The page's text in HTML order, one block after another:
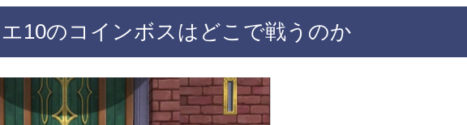
10のコインボスはどこで戦うのか